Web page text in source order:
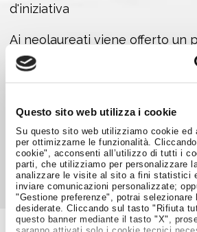
Questo sito web utilizza i cookie
Su questo sito web utilizziamo cookie ed
per ottimizzarne le funzionalità.
cookie", acconsenti all’utilizzo di tutti i
parti, che utilizziamo per personalizzare
analizzare le visite al sito a fini statistici
inviare comunicazioni personalizzate;
"Gestione preferenze", potrai
desiderate. Cliccando sul tasto "Rifiuta
questo banner mediante il tasto "X",
d'iniziativa
Ai neolaureati viene offerto un
inserimento finalizzato
Condividi su: